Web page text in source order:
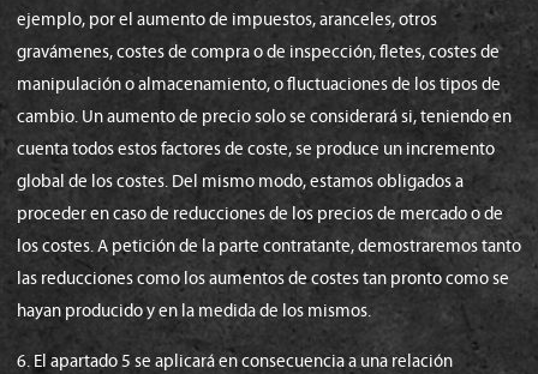
ejemplo, por el aumento de impuestos, aranceles, otros
gravámenes, costes de compra o de inspección, fletes, costes de
manipulación o almacenamiento, o fluctuaciones de los tipos de
cambio. Un aumento de precio solo se considerará si, teniendo en
cuenta todos estos factores de coste, se produce un incremento
global de los costes. Del mismo modo, estamos obligados a
proceder en caso de reducciones de los precios de mercado o de
los costes. A petición de la parte contratante, demostraremos tanto
las reducciones como los aumentos de costes tan pronto como se
hayan producido y en la medida de los mismos.
6. El apartado 5 se aplicará en consecuencia a una relación